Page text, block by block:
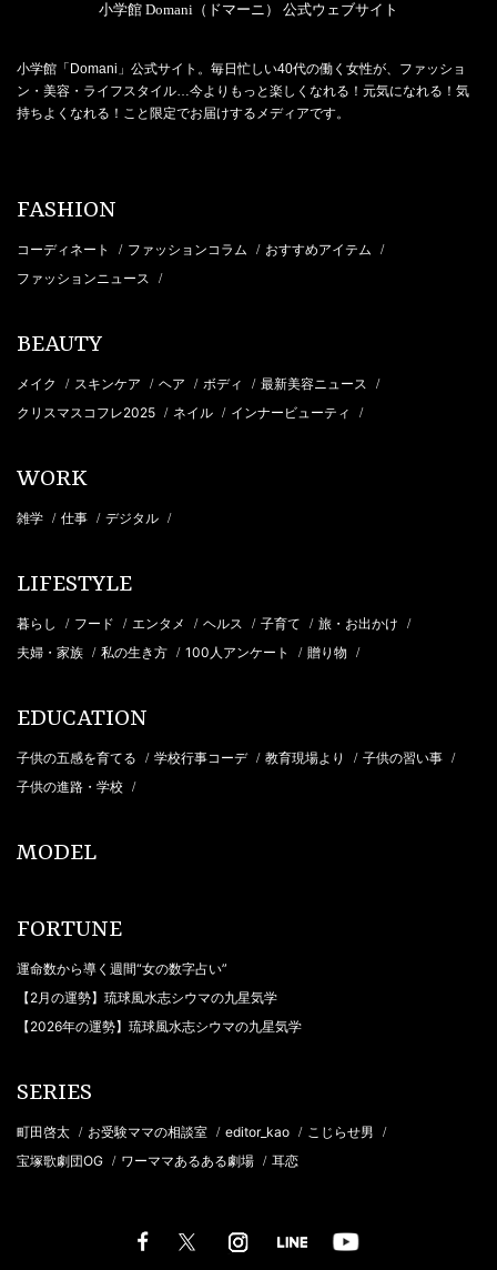
小学館 Domani（ドマーニ） 公式ウェブサイト
小学館「Domani」公式サイト。毎日忙しい40代の働く女性が、ファッショ
ン・美容・ライフスタイル…今よりもっと楽しくなれる！元気になれる！気
持ちよくなれる！こと限定でお届けするメディアです。
FASHION
コーディネート / ファッションコラム / おすすめアイテム /
ファッションニュース /
BEAUTY
メイク / スキンケア / ヘア / ボディ / 最新美容ニュース /
クリスマスコフレ2025 / ネイル / インナービューティ /
WORK
雑学 / 仕事 / デジタル /
LIFESTYLE
暮らし / フード / エンタメ / ヘルス / 子育て / 旅・お出かけ /
夫婦・家族 / 私の生き方 / 100人アンケート / 贈り物 /
EDUCATION
子供の五感を育てる / 学校行事コーデ / 教育現場より / 子供の習い事 /
子供の進路・学校 /
MODEL
FORTUNE
運命数から導く週間“女の数字占い”
【2月の運勢】琉球風水志シウマの九星気学
【2026年の運勢】琉球風水志シウマの九星気学
SERIES
町田啓太 / お受験ママの相談室 / editor_kao / こじらせ男 /
宝塚歌劇団OG / ワーママあるある劇場 / 耳恋